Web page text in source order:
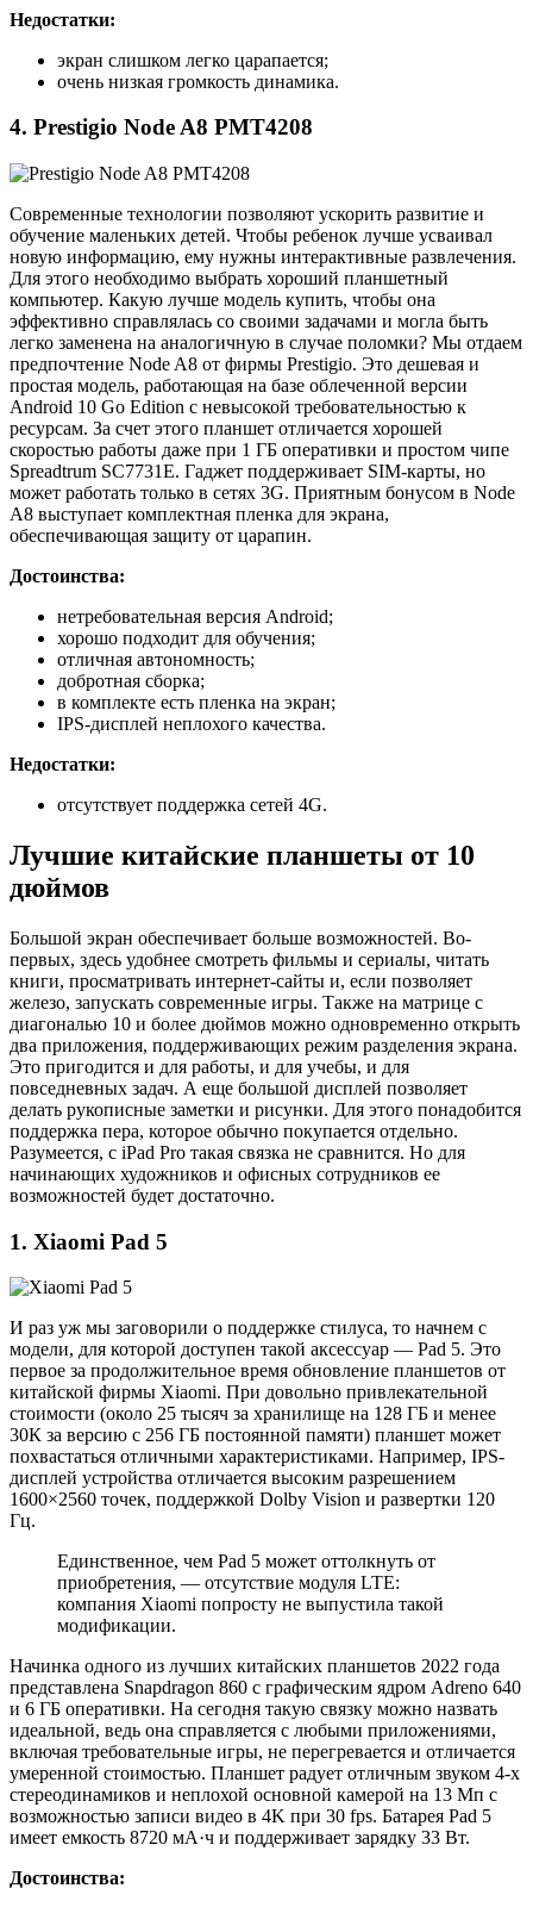
Недостатки:
экран слишком легко царапается;
очень низкая громкость динамика.
4. Prestigio Node A8 PMT4208
Современные технологии позволяют ускорить развитие и
обучение маленьких детей. Чтобы ребенок лучше усваивал
новую информацию, ему нужны интерактивные развлечения.
Для этого необходимо выбрать хороший планшетный
компьютер. Какую лучше модель купить, чтобы она
эффективно справлялась со своими задачами и могла быть
легко заменена на аналогичную в случае поломки? Мы отдаем
предпочтение Node A8 от фирмы Prestigio. Это дешевая и
простая модель, работающая на базе облеченной версии
Android 10 Go Edition с невысокой требовательностью к
ресурсам. За счет этого планшет отличается хорошей
скоростью работы даже при 1 ГБ оперативки и простом чипе
Spreadtrum SC7731E. Гаджет поддерживает SIM-карты, но
может работать только в сетях 3G. Приятным бонусом в Node
A8 выступает комплектная пленка для экрана,
обеспечивающая защиту от царапин.
Достоинства:
нетребовательная версия Android;
хорошо подходит для обучения;
отличная автономность;
добротная сборка;
в комплекте есть пленка на экран;
IPS-дисплей неплохого качества.
Недостатки:
отсутствует поддержка сетей 4G.
Лучшие китайские планшеты от 10
дюймов
Большой экран обеспечивает больше возможностей. Во-
первых, здесь удобнее смотреть фильмы и сериалы, читать
книги, просматривать интернет-сайты и, если позволяет
железо, запускать современные игры. Также на матрице с
диагональю 10 и более дюймов можно одновременно открыть
два приложения, поддерживающих режим разделения экрана.
Это пригодится и для работы, и для учебы, и для
повседневных задач. А еще большой дисплей позволяет
делать рукописные заметки и рисунки. Для этого понадобится
поддержка пера, которое обычно покупается отдельно.
Разумеется, с iPad Pro такая связка не сравнится. Но для
начинающих художников и офисных сотрудников ее
возможностей будет достаточно.
1. Xiaomi Pad 5
И раз уж мы заговорили о поддержке стилуса, то начнем с
модели, для которой доступен такой аксессуар — Pad 5. Это
первое за продолжительное время обновление планшетов от
китайской фирмы Xiaomi. При довольно привлекательной
стоимости (около 25 тысяч за хранилище на 128 ГБ и менее
30К за версию с 256 ГБ постоянной памяти) планшет может
похвастаться отличными характеристиками. Например, IPS-
дисплей устройства отличается высоким разрешением
1600×2560 точек, поддержкой Dolby Vision и развертки 120
Гц.
Единственное, чем Pad 5 может оттолкнуть от
приобретения, — отсутствие модуля LTE:
компания Xiaomi попросту не выпустила такой
модификации.
Начинка одного из лучших китайских планшетов 2022 года
представлена Snapdragon 860 с графическим ядром Adreno 640
и 6 ГБ оперативки. На сегодня такую связку можно назвать
идеальной, ведь она справляется с любыми приложениями,
включая требовательные игры, не перегревается и отличается
умеренной стоимостью. Планшет радует отличным звуком 4-х
стереодинамиков и неплохой основной камерой на 13 Мп с
возможностью записи видео в 4K при 30 fps. Батарея Pad 5
имеет емкость 8720 мА·ч и поддерживает зарядку 33 Вт.
Достоинства: